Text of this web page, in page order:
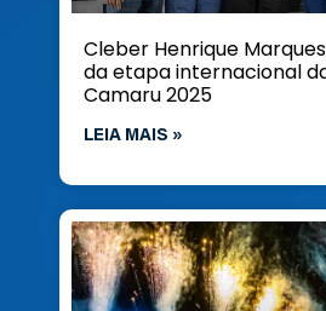
Cleber Henrique
da etapa internacional
Camaru 2025
LEIA MAIS »